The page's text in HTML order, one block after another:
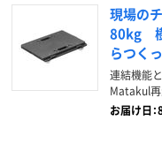
現場の
80kg 樹
らつく
連結機能
Matakul再
お届け日：